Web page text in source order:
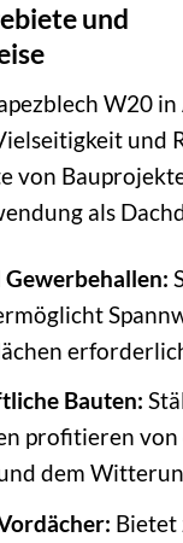
und
W20
und
von
als
Bauten:
profitieren
dem
Bietet